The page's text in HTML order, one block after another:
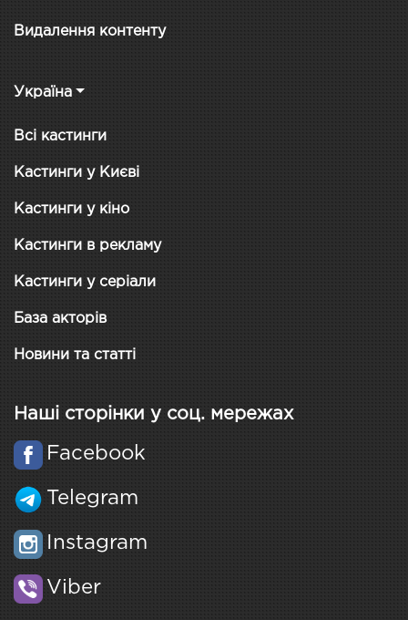
Видалення контенту
Україна
Всі кастинги
Кастинги у Києві
Кастинги у кіно
Кастинги в рекламу
Кастинги у серіали
База акторів
Новини та статті
Наші сторінки у соц. мережах
Facebook
Telegram
Instagram
Viber